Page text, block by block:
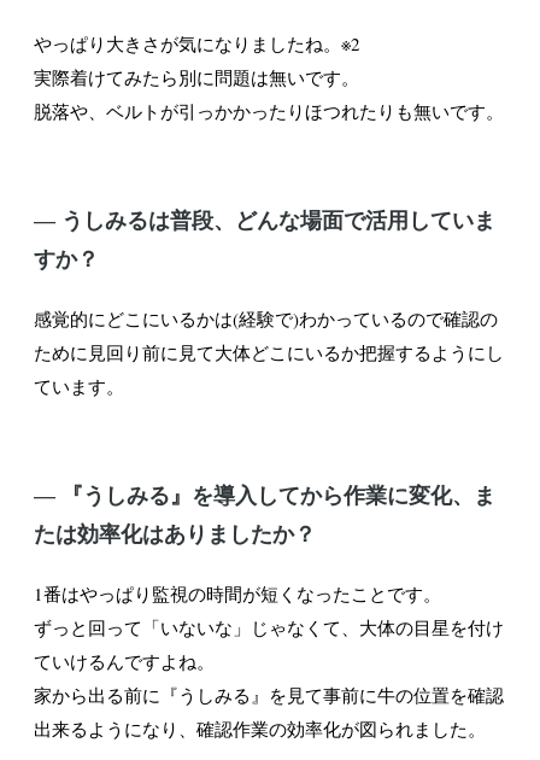
やっぱり大きさが気になりましたね。※2
実際着けてみたら別に問題は無いです。
脱落や、ベルトが引っかかったりほつれたりも無いです。
― うしみるは普段、どんな場面で活用していま
すか？
感覚的にどこにいるかは(経験で)わかっているので確認の
ために見回り前に見て大体どこにいるか把握するようにし
ています。
― 『うしみる』を導入してから作業に変化、ま
たは効率化はありましたか？
1番はやっぱり監視の時間が短くなったことです。
ずっと回って「いないな」じゃなくて、大体の目星を付け
ていけるんですよね。
家から出る前に『うしみる』を見て事前に牛の位置を確認
出来るようになり、確認作業の効率化が図られました。